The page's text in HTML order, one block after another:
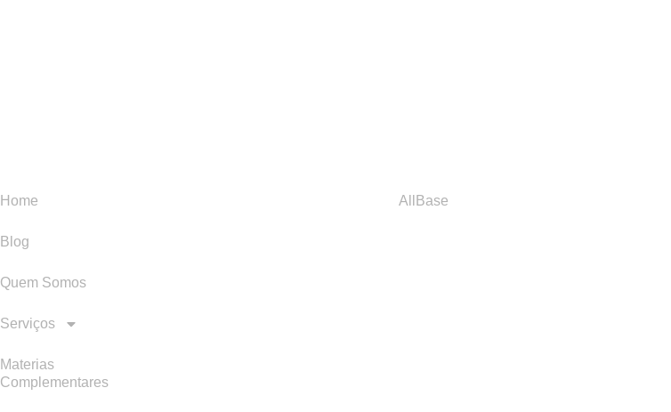
Home
Blog
Quem Somos
Serviços
Materias
Complementares
AllBase